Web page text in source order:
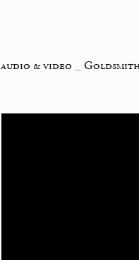
audio & video